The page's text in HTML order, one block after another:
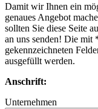
Damit wir Ihnen ein
genaues Angebot
sollten Sie diese Seite
an uns senden! Die mit
gekennzeichneten
ausgefüllt werden.
Anschrift:
Unternehmen